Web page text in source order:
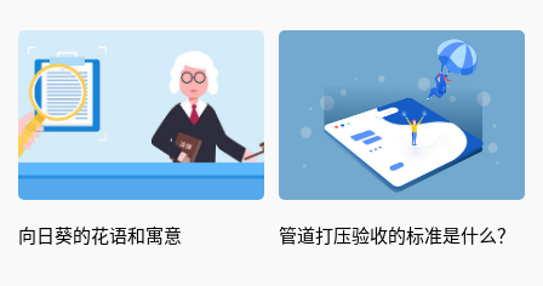
向日葵的花语和寓意 管道打压验收的标准是什么？